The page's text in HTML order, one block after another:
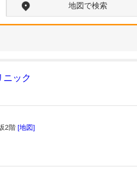
地図で検索
ニック
2階 [地図]
とする呼吸器疾患の患者
す。…